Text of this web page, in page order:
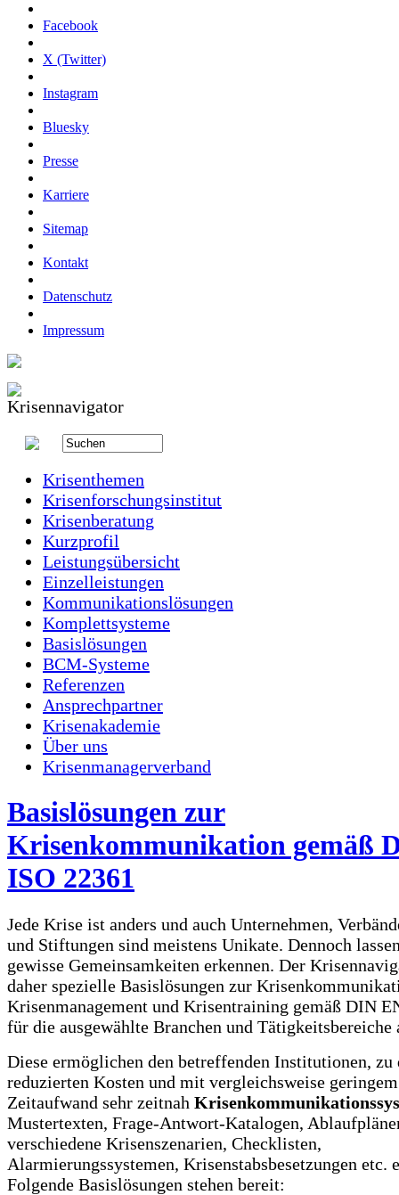
Facebook
X (Twitter)
Instagram
Bluesky
Presse
Karriere
Sitemap
Kontakt
Datenschutz
Impressum
Krisenthemen
Krisenforschungsinstitut
Krisenberatung
Kurzprofil
Leistungsübersicht
Einzelleistungen
Kommunikationslösungen
Komplettsysteme
Basislösungen
BCM-Systeme
Referenzen
Ansprechpartner
Krisenakademie
Über uns
Krisenmanagerverband
Basislösungen zur
Krisenkommunikation gemäß
ISO 22361
Jede Krise ist anders und auch Unternehmen,
und Stiftungen sind meistens Unikate. Dennoch
gewisse Gemeinsamkeiten erkennen. Der
daher spezielle Basislösungen zur
Krisenmanagement und Krisentraining gemäß DIN
für die ausgewählte Branchen und Tätigkeitsbereiche
Diese ermöglichen den betreffenden Institutionen, zu
reduzierten Kosten und mit vergleichsweise geringem
Zeitaufwand sehr zeitnah
Mustertexten, Frage-Antwort-Katalogen,
verschiedene Krisenszenarien, Checklisten,
Alarmierungssystemen, Krisenstabsbesetzungen etc.
Folgende Basislösungen stehen bereit: